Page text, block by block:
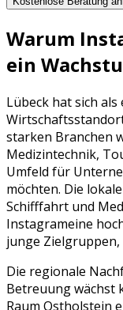
Warum
ein
Lübeck hat sich als
starken Branchen
Medizintechnik,
Umfeld für
möchten. Die
Schifffahrt und
Instagrameine
junge
Die regionale
Betreuungwächst
Raum Ostholstein